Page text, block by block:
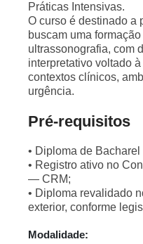
Práticas Intensivas.
O curso é destinado a
buscam uma
ultrassonografia, com
interpretativo voltado
contextos clínicos,
urgência.
Pré-requisitos
• Diploma de
• Registro ativo no
— CRM;
• Diploma revalidado
exterior, conforme
Modalidade: